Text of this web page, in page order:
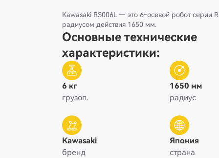
Kawasaki RS006L — это 6‑осевой робот серии
радиусом действия 1650 мм.
Основные технические
характеристики:
6 кг
грузоп.
1650 мм
радиус
Kawasaki
бренд
Япония
страна